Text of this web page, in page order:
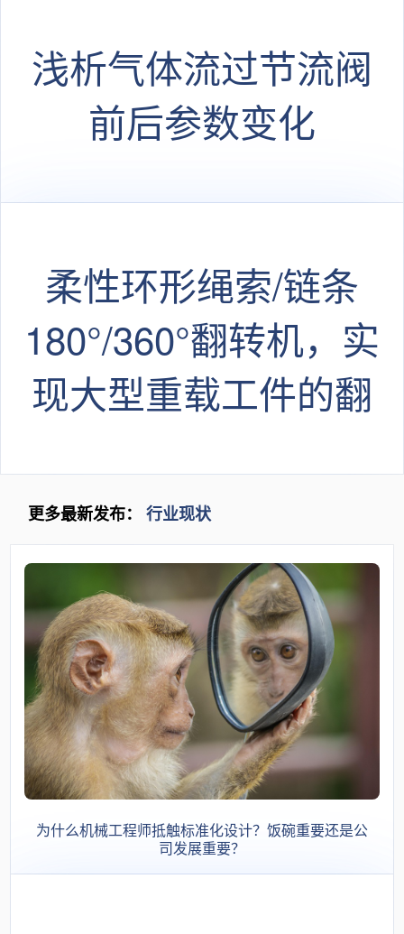
浅析气体流过节流阀
前后参数变化
柔性环形绳索/链条
180°/360°翻转机，实
现大型重载工件的翻
更多最新发布： 行业现状
为什么机械工程师抵触标准化设计？饭碗重要还是公
司发展重要？